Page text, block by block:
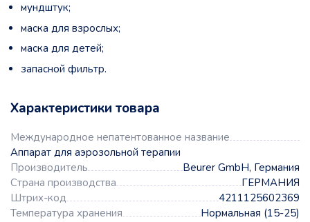
мундштук;
маска для взрослых;
маска для детей;
запасной фильтр.
Характеристики товара
Международное непатентованное название
Аппарат для аэрозольной терапии
Производитель
Beurer GmbH, Германия
Страна производства
ГЕРМАНИЯ
Штрих-код
4211125602369
Температура хранения
Нормальная (15-25)